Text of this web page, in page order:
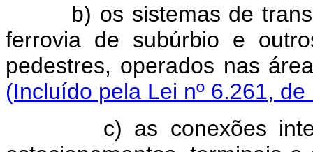
b) os sistemas de
ferrovia de subúrbio e
pedestres,
(Incluído pela Lei nº 6.261,
c) as conexões